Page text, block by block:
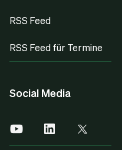
RSS Feed
RSS Feed für Termine
Social Media